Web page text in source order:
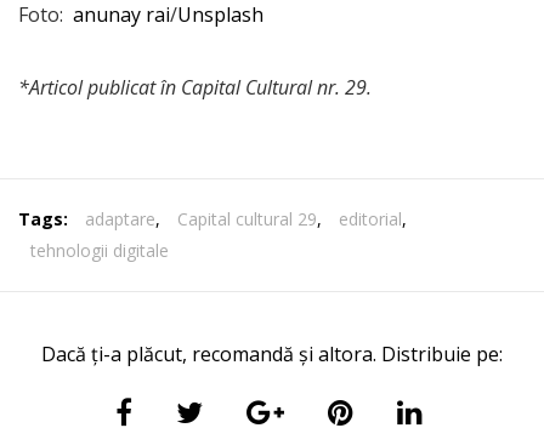
Foto: anunay rai/Unsplash
*Articol publicat în Capital Cultural nr. 29.
Tags: adaptare, Capital cultural 29, editorial,
tehnologii digitale
Dacă ți-a plăcut, recomandă și altora. Distribuie pe: